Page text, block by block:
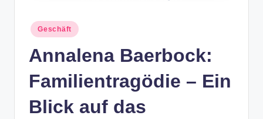
Posted
in
Geschäft
Annalena Baerbock:
Familientragödie – Ein
Blick auf das